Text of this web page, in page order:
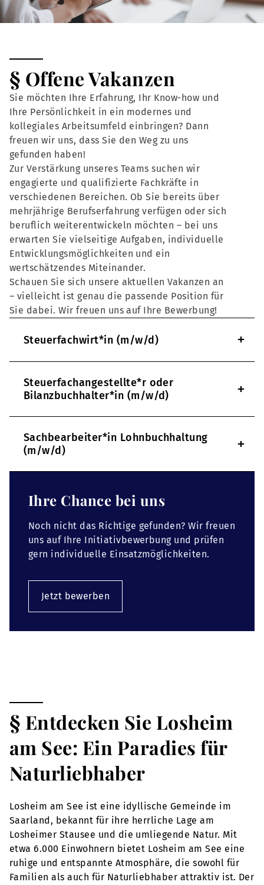
§ Offene Vakanzen
Sie möchten Ihre Erfahrung, Ihr Know-how und
Ihre Persönlichkeit in ein modernes und
kollegiales Arbeitsumfeld einbringen? Dann
freuen wir uns, dass Sie den Weg zu uns
gefunden haben!
Zur Verstärkung unseres Teams suchen wir
engagierte und qualifizierte Fachkräfte in
verschiedenen Bereichen. Ob Sie bereits über
mehrjährige Berufserfahrung verfügen oder sich
beruflich weiterentwickeln möchten – bei uns
erwarten Sie vielseitige Aufgaben, individuelle
Entwicklungsmöglichkeiten und ein
wertschätzendes Miteinander.
Schauen Sie sich unsere aktuellen Vakanzen an
– vielleicht ist genau die passende Position für
Sie dabei. Wir freuen uns auf Ihre Bewerbung!
Steuerfachwirt*in (m/w/d) +
Steuerfachangestellte*r oder
Bilanzbuchhalter*in (m/w/d)
+
Sachbearbeiter*in Lohnbuchhaltung
(m/w/d)
+
Ihre Chance bei uns
Noch nicht das Richtige gefunden? Wir freuen
uns auf Ihre Initiativbewerbung und prüfen
gern individuelle Einsatzmöglichkeiten.
Jetzt bewerben
§ Entdecken Sie Losheim
am See: Ein Paradies für
Naturliebhaber
Losheim am See ist eine idyllische Gemeinde im
Saarland, bekannt für ihre herrliche Lage am
Losheimer Stausee und die umliegende Natur. Mit
etwa 6.000 Einwohnern bietet Losheim am See eine
ruhige und entspannte Atmosphäre, die sowohl für
Familien als auch für Naturliebhaber attraktiv ist. Der